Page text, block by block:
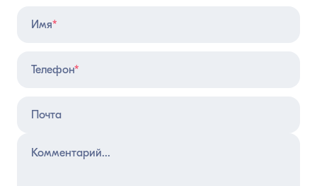
Имя*
Телефон*
Почта